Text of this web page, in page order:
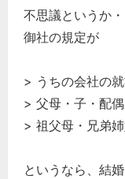
不思議というか
御社の規定が
> うちの会社の
> 父母・子・配
> 祖父母・兄弟
というなら、結